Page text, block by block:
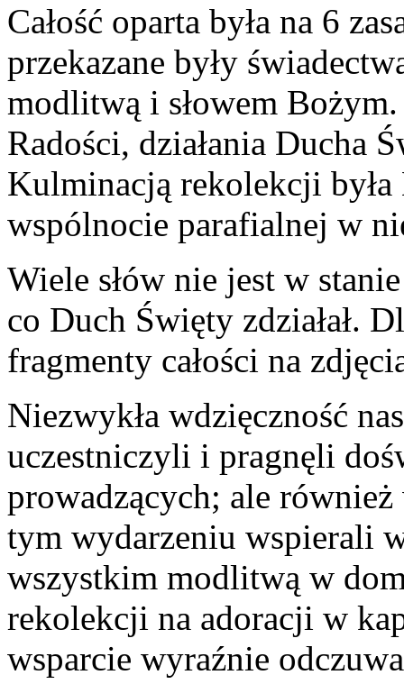
Całość oparta była na 6
przekazane były
modlitwą i słowem
Radości, działania Ducha
Kulminacją rekolekcji była
wspólnocie parafialnej w
Wiele słów nie jest w
co Duch Święty zdziałał.
fragmenty całości na
Niezwykła wdzięczność
uczestniczyli i pragnęli
prowadzących; ale
tym wydarzeniu wspierali
wszystkim modlitwą w
rekolekcji na adoracji w
wsparcie wyraźnie